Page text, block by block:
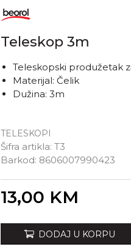
Teleskop 3m
TELESKOPI
Šifra artikla: T3
Barkod: 8606007990423
Teleskopski produžetak
Materijal: Čelik
Dužina: 3m
13,00 KM
DODAJ U KORPU